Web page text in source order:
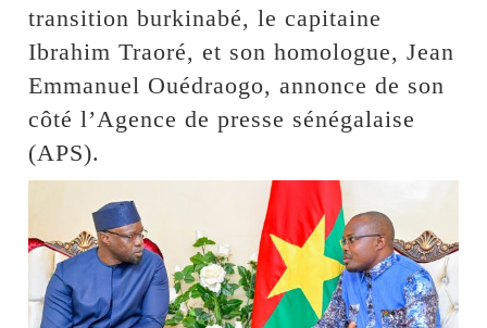
transition burkinabé, le capitaine
Ibrahim Traoré, et son homologue, Jean
Emmanuel Ouédraogo, annonce de son
côté l’Agence de presse sénégalaise
(APS).